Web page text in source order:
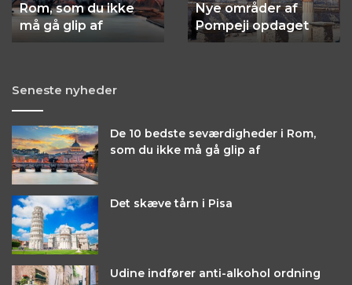
som
du
ikke
glip
Rom, som du ikke
må gå glip af
Nye områder af
Pompeji opdaget
Seneste nyheder
De 10 bedste seværdigheder i Rom,
som du ikke må gå glip af
Det skæve tårn i Pisa
Udine indfører anti-alkohol ordning